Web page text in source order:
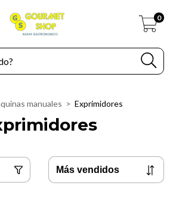
0
manuales > Exprimidores